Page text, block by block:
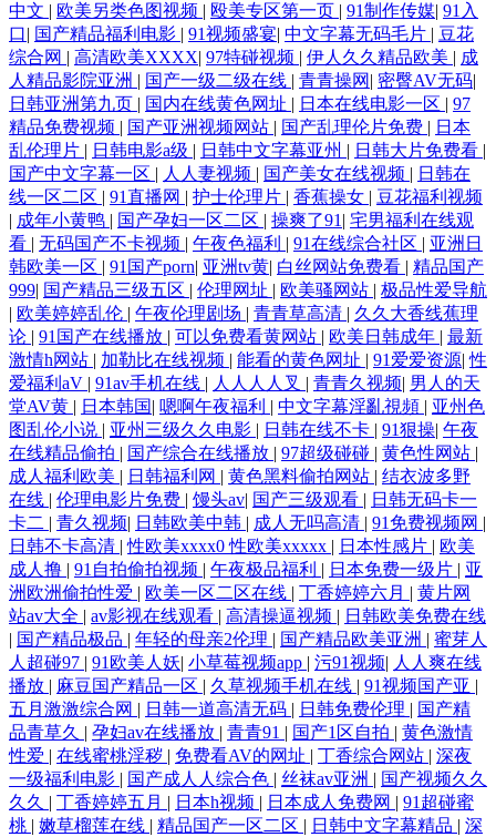
中文 | 欧美另类色图视频 | 殴美专区第一页 | 91制作传媒| 91入
口| 国产精品福利电影 | 91视频盛宴| 中文字幕无码毛片 | 豆花
综合网 | 高清欧美XXXX| 97特碰视频 | 伊人久久精品欧美 | 成
人精品影院亚洲 | 国产一级二级在线 | 青青操网 | 密臀AV无码|
日韩亚洲第九页 | 国内在线黄色网址 | 日本在线电影一区 | 97
精品免费视频 | 国产亚洲视频网站 | 国产乱理伦片免费 | 日本
乱伦理片 | 日韩电影a级 | 日韩中文字幕亚州 | 日韩大片免费看 |
国产中文字幕一区 | 人人妻视频 | 国产美女在线视频 | 日韩在
线一区二区 | 91直播网 | 护士伦理片 | 香蕉操女 | 豆花福利视频
| 成年小黄鸭 | 国产孕妇一区二区 | 操爽了91| 宅男福利在线观
看 | 无码国产不卡视频 | 午夜色福利 | 91在线综合社区 | 亚洲日
韩欧美一区 | 91国产porn| 亚洲tv黄| 白丝网站免费看 | 精品国产
999| 国产精品三级五区 | 伦理网址 | 欧美骚网站 | 极品性爱导航
| 欧美婷婷乱伦 | 午夜伦理剧场 | 青青草高清 | 久久大香线蕉理
论 | 91国产在线播放 | 可以免费看黄网站 | 欧美日韩成年 | 最新
激情h网站 | 加勒比在线视频 | 能看的黄色网址 | 91爱爱资源|性
爱福利aV | 91av手机在线 | 人人人人叉 | 青青久视频| 男人的天
堂AV黄 | 日本韩国| 嗯啊午夜福利 | 中文字幕淫亂視頻 | 亚州色
图乱伦小说 | 亚州三级久久电影 | 日韩在线不卡 | 91狠操| 午夜
在线精品偷拍 | 国产综合在线播放 | 97超级碰碰 | 黄色性网站 |
成人福利欧美 | 日韩福利网 | 黄色黑料偷拍网站 | 结衣波多野
在线 | 伦理电影片免费 | 馒头av| 国产三级观看 | 日韩无码卡一
卡二 | 青久视频| 日韩欧美中韩 | 成人无吗高清 | 91免费视频网 |
日韩不卡高清 |性欧美xxxx0 性欧美xxxxx | 日本性感片 | 欧美
成人撸 | 91自拍偷拍视频 | 午夜极品福利 | 日本免费一级片 | 亚
洲欧洲偷拍性爱 | 欧美一区二区在线 | 丁香婷婷六月 | 黄片网
站av大全 | av影视在线观看 | 高清操逼视频 | 日韩欧美免费在线
| 国产精品极品 | 年轻的母亲2伦理 | 国产精品欧美亚洲 | 蜜芽人
人超碰97 | 91欧美人妖| 小草莓视频app | 污91视频| 人人爽在线
播放 | 麻豆国产精品一区 | 久草视频手机在线 | 91视频国产亚 |
五月激激综合网 | 日韩一道高清无码 | 日韩免费伦理 | 国产精
品青草久 | 孕妇av在线播放 | 青青91 | 国产1区自拍 | 黄色激情
性爱 | 在线蜜桃淫秽 | 免费看AV的网址 | 丁香综合网站 | 深夜
一级福利电影 | 国产成人人综合色 | 丝袜av亚洲 | 国产视频久久
久久 | 丁香婷婷五月 | 日本h视频 | 日本成人免费网 | 91超碰蜜
桃 | 嫩草榴莲在线 | 精品国产一区二区 | 日韩中文字幕精品 | 深